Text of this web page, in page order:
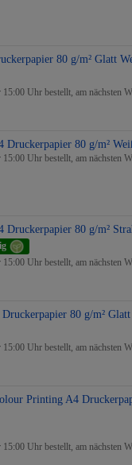
80 g/m² Glatt
Uhr bestellt, am nächsten
Druckerpapier 80 g/m²
Uhr bestellt, am nächsten
Druckerpapier 80 g/m²
Uhr bestellt, am nächsten
80 g/m²
Uhr bestellt, am nächsten
Printing A4
Uhr bestellt, am nächsten